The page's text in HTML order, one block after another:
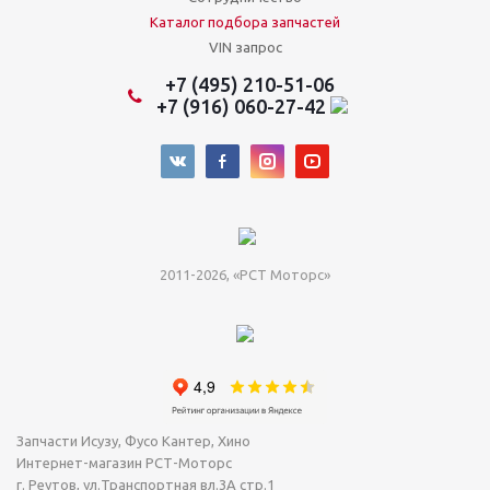
Каталог подбора запчастей
VIN запрос
+7 (495) 210-51-06
+7 (916) 060-27-42
2011-2026, «РСТ Моторс»
Запчасти Исузу, Фусо Кантер, Хино
Интернет-магазин РСТ-Моторс
г. Реутов, ул.Транспортная вл.3А стр.1